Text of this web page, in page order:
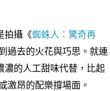
拍攝《蜘蛛人：驚奇再
過去的火花與巧思。就連
濃的人工甜味代替，比起
激昂的配樂撐場面。